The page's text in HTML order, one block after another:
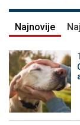
Najnovije